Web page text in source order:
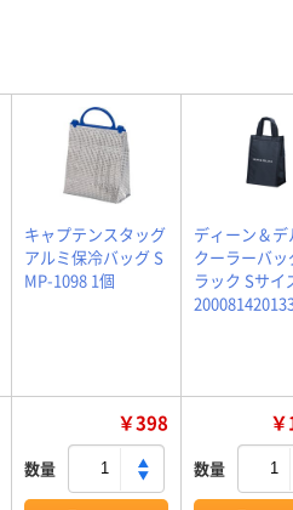
キャプテンスタッグ
アルミ保冷バッグ S
MP-1098 1個
ディーン＆
クーラーバッ
ラック Sサイ
￥398
数量 数量